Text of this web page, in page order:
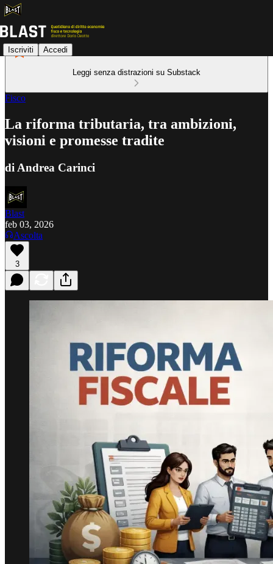
Iscriviti Accedi
Leggi senza distrazioni su Substack
Fisco
La riforma tributaria, tra ambizioni,
visioni e promesse tradite
di Andrea Carinci
Blast
feb 03, 2026
Ascolta
3